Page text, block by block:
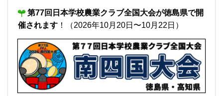
第77回日本学校農業クラブ全国大会が徳島県で開
催されます ！（2026年10月20日〜10月22日）